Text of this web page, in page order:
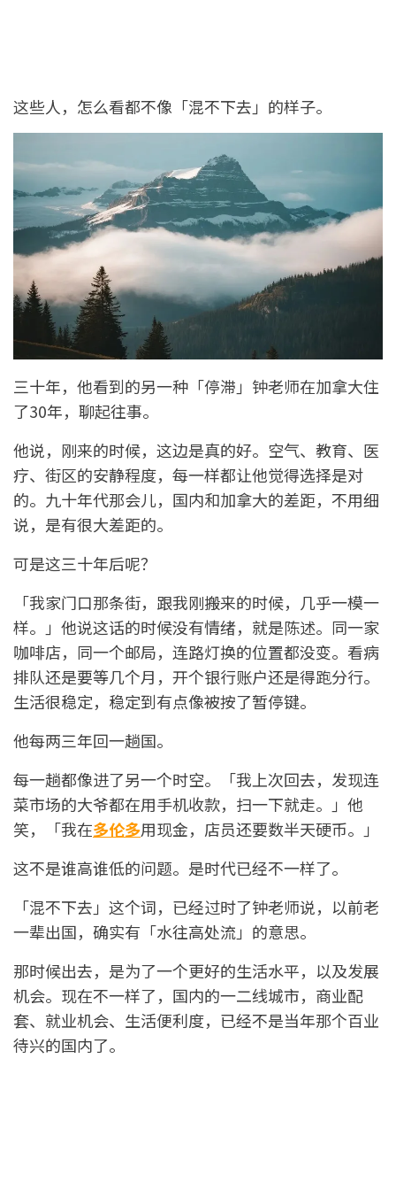
这些人，怎么看都不像「混不下去」的样子。
三十年，他看到的另一种「停滞」钟老师在加拿大住
了30年，聊起往事。
他说，刚来的时候，这边是真的好。空气、教育、医
疗、街区的安静程度，每一样都让他觉得选择是对
的。九十年代那会儿，国内和加拿大的差距，不用细
说，是有很大差距的。
可是这三十年后呢？
「我家门口那条街，跟我刚搬来的时候，几乎一模一
样。」他说这话的时候没有情绪，就是陈述。同一家
咖啡店，同一个邮局，连路灯换的位置都没变。看病
排队还是要等几个月，开个银行账户还是得跑分行。
生活很稳定，稳定到有点像被按了暂停键。
他每两三年回一趟国。
每一趟都像进了另一个时空。「我上次回去，发现连
菜市场的大爷都在用手机收款，扫一下就走。」他
笑，「我在多伦多用现金，店员还要数半天硬币。」
这不是谁高谁低的问题。是时代已经不一样了。
「混不下去」这个词，已经过时了钟老师说，以前老
一辈出国，确实有「水往高处流」的意思。
那时候出去，是为了一个更好的生活水平，以及发展
机会。现在不一样了，国内的一二线城市，商业配
套、就业机会、生活便利度，已经不是当年那个百业
待兴的国内了。